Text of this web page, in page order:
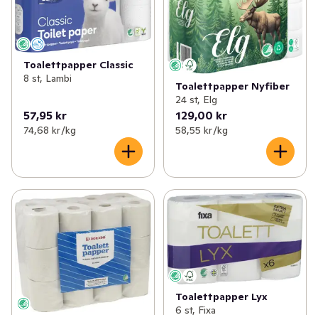
Toalettpapper Classic
8 st, Lambi
57,95 kr
74,68 kr /kg
Toalettpapper Nyfiber
24 st, Elg
129,00 kr
58,55 kr /kg
Toalettpapper Lyx
6 st, Fixa